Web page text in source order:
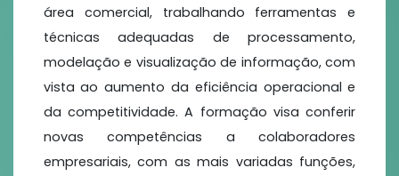
área comercial, trabalhando ferramentas e
técnicas adequadas de processamento,
modelação e visualização de informação, com
vista ao aumento da eficiência operacional e
da competitividade. A formação visa conferir
novas competências a colaboradores
empresariais, com as mais variadas funções,